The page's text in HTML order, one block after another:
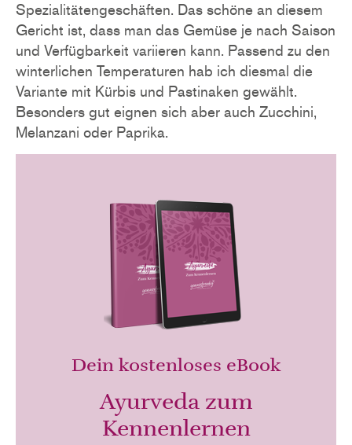
Spezialitätengeschäften. Das schöne an diesem
Gericht ist, dass man das Gemüse je nach Saison
und Verfügbarkeit variieren kann. Passend zu den
winterlichen Temperaturen hab ich diesmal die
Variante mit Kürbis und Pastinaken gewählt.
Besonders gut eignen sich aber auch Zucchini,
Melanzani oder Paprika.
Dein kostenloses eBook
Ayurveda zum
Kennenlernen